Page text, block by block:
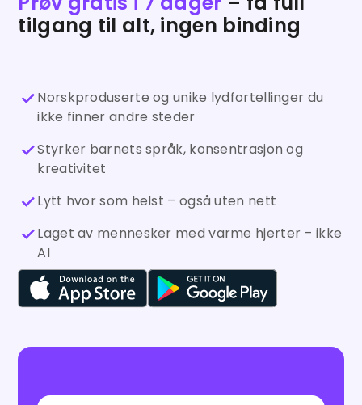
tilgang til alt, ingen binding
Norskproduserte og unike lydfortellinger du
ikke finner andre steder
Styrker barnets språk, konsentrasjon og
kreativitet
Lytt hvor som helst – også uten nett
Laget av mennesker med varme hjerter – ikke
AI